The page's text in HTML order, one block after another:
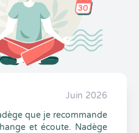
Juin 2026
que je recommande
et écoute. Nadège